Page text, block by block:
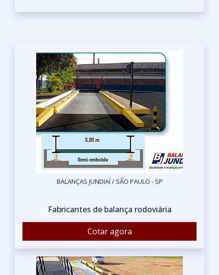
BALANÇAS JUNDIAÍ / SÃO PAULO - SP
Fabricantes de balança rodoviária
Cotar agora